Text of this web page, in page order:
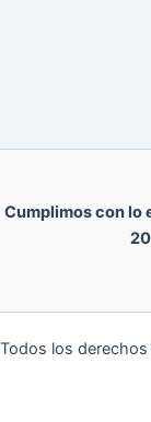
Cumplimos con lo
Todos los